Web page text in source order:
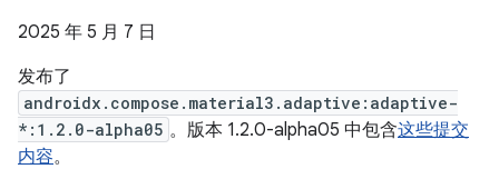
2025 年 5 月 7 日
发布了
androidx.compose.material3.adaptive:adaptive-
*:1.2.0-alpha05 。版本 1.2.0-alpha05 中包含这些提交
内容。